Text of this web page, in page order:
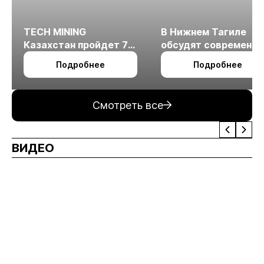
TECH MINING
Казахстан пройдет 7
октября в Алматы
Подробнее
В Нижнем Тагиле
обсудят
технологии
измельчения
Подробнее
Смотреть все
ВИДЕО